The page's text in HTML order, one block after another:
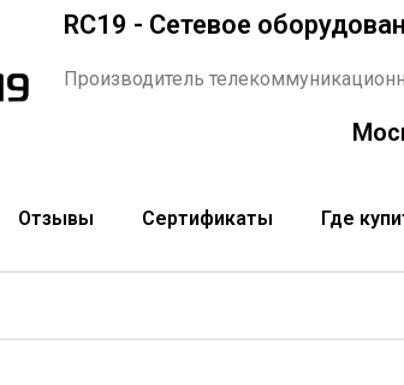
RC19 - Сетевое
Производитель
Отзывы Сертификаты Где